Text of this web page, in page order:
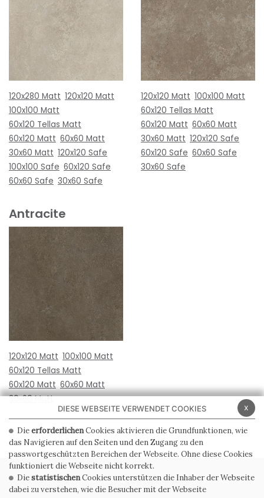
120x280 Matt 120x120 Matt
100x100 Matt
60x120 Tellas Matt
60x120 Matt 60x60 Matt
30x60 Matt 120x120 Safe
100x100 Safe 60x120 Safe
60x60 Safe 30x60 Safe
120x120 Matt 100x100 Matt
60x120 Tellas Matt
60x120 Matt 60x60 Matt
30x60 Matt 120x120 Safe
60x120 Safe 60x60 Safe
30x60 Safe
Antracite
120x120 Matt 100x100 Matt
60x120 Tellas Matt
60x120 Matt 60x60 Matt
30x60 Matt
PRIVACY POLICY COOKIE POLICY
x
DIESE WEBSEITE VERWENDET COOKIES
DieerforderlichenCookies aktivieren die Grundfunktionen, wie
das Navigieren auf den Seiten und den Zugang zu den
passwortgeschützten Bereichen der Webseite. Ohne diese Cookies
funktioniert die Webseite nicht korrekt.
DiestatistischenCookies unterstützen die Inhaber der Webseite
dabei zu verstehen, wie die Besucher mit der Webseite